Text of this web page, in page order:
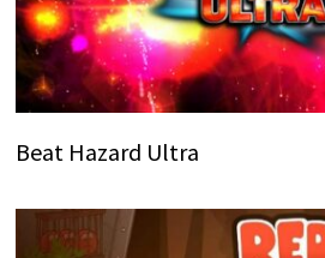
Beat Hazard Ultra